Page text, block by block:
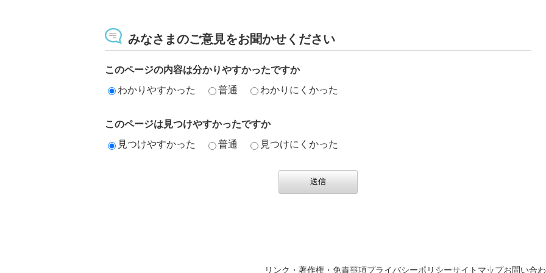
みなさまのご意見をお聞かせください
このページの内容は分かりやすかったですか
わかりやすかった
普通 わかりにくかった
このページは見つけやすかったですか
見つけやすかった
普通 見つけにくかった
リンク・著作権・免責事項プライバシーポリシーサイトマップお問い合